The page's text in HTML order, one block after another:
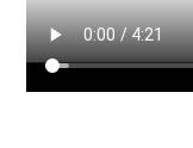
积极推动行业数字
来，工正将一如既